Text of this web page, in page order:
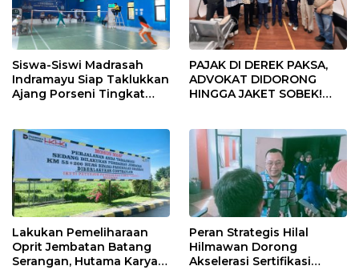
Siswa-Siswi Madrasah
Indramayu Siap Taklukkan
Ajang Porseni Tingkat
PAJAK DI DEREK PAKSA,
ADVOKAT DIDORONG
HINGGA JAKET SOBEK!
Pekanbaru!
Lakukan Pemeliharaan
Oprit Jembatan Batang
Serangan, Hutama Karya
Peran Strategis Hilal
Hilmawan Dorong
Akselerasi Sertifikasi